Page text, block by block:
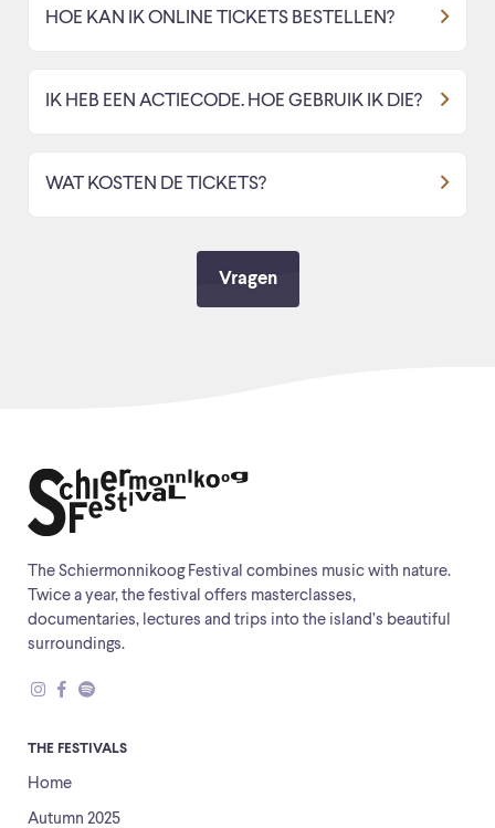
HOE KAN IK ONLINE TICKETS BESTELLEN?
IK HEB EEN ACTIECODE. HOE GEBRUIK IK DIE?
WAT KOSTEN DE TICKETS?
Vragen
The Schiermonnikoog Festival combines music with nature.
Twice a year, the festival offers masterclasses,
documentaries, lectures and trips into the island’s beautiful
surroundings.
THE FESTIVALS
Home
Autumn 2025